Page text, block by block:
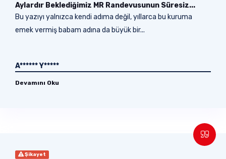
Aylardır Beklediğimiz MR Randevusunun Süresiz...
Bu yazıyı yalnızca kendi adıma değil, yıllarca bu kuruma
emek vermiş babam adına da büyük bir...
A****** Y*****
Devamını Oku
Şikayet